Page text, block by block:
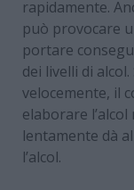
rapidamente.
può provocare
portare
dei livelli di
velocemente, il
elaborare
lentamente dà
l’alcol.